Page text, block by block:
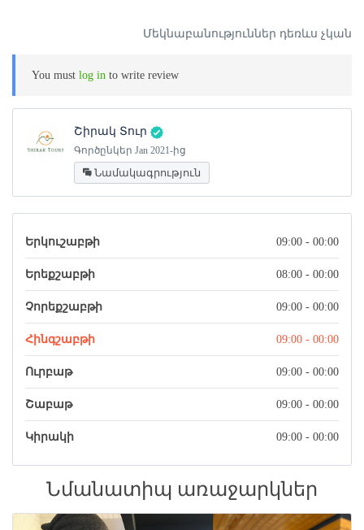
Մեկնաբանություններ դեռևս չկան
You must log in to write review
Շիրակ Տուր
Գործընկեր Jan 2021-ից
Նամակագրություն
Երկուշաբթի 09:00 - 00:00
Երեքշաբթի 08:00 - 00:00
Չորեքշաբթի 09:00 - 00:00
Հինգշաբթի 09:00 - 00:00
Ուրբաթ 09:00 - 00:00
Շաբաթ 09:00 - 00:00
Կիրակի 09:00 - 00:00
Նմանատիպ առաջարկներ